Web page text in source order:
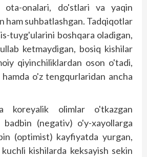
ota-onalari, do'stlari va yaqin
ham suhbatlashgan. Tadqiqotlar
tuyg'ularini boshqara oladigan,
ketmaydigan, bosiq kishilar
qiyinchiliklardan oson o'tadi,
hamda o'z tengqurlaridan ancha
koreyalik olimlar o'tkazgan
badbin (negativ) o'y-xayollarga
(optimist) kayfiyatda yurgan,
kishilarda keksayish sekin